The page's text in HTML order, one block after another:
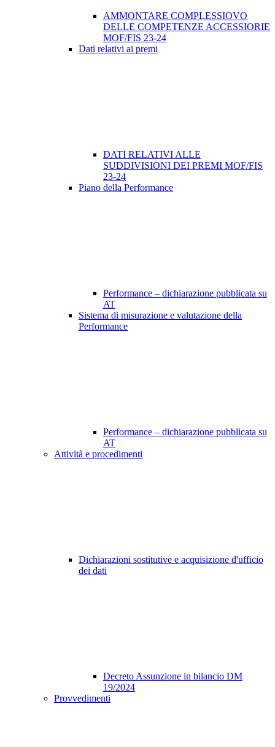
AMMONTARE COMPLESSIOVO
DELLE COMPETENZE ACCESSIORIE
MOF/FIS 23-24
Dati relativi ai premi
DATI RELATIVI ALLE
SUDDIVISIONI DEI PREMI MOF/FIS
23-24
Piano della Performance
Performance – dichiarazione pubblicata su
AT
Sistema di misurazione e valutazione della
Performance
Performance – dichiarazione pubblicata su
AT
Attività e procedimenti
Dichiarazioni sostitutive e acquisizione d'ufficio
dei dati
Decreto Assunzione in bilancio DM
19/2024
Provvedimenti